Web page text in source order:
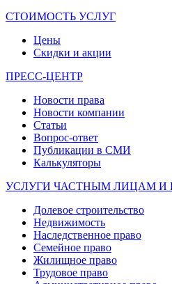
СТОИМОСТЬ УСЛУГ
Цены
Скидки и акции
ПРЕСС-ЦЕНТР
Новости права
Новости компании
Статьи
Вопрос-ответ
Публикации в СМИ
Калькуляторы
УСЛУГИ ЧАСТНЫМ ЛИЦАМ
Долевое строительство
Недвижимость
Наследственное право
Семейное право
Жилищное право
Трудовое право